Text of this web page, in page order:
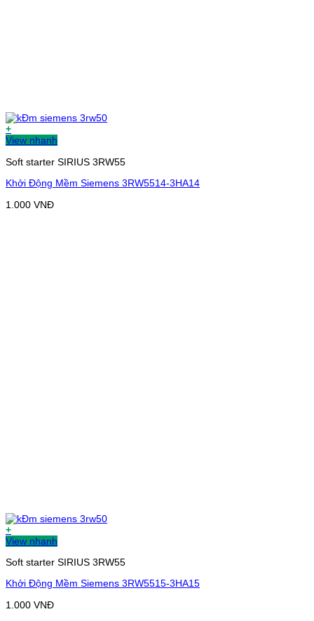
+
View nhanh
Soft starter SIRIUS 3RW55
Khởi Động Mềm Siemens 3RW5514-3HA14
1.000 VNĐ
+
View nhanh
Soft starter SIRIUS 3RW55
Khởi Động Mềm Siemens 3RW5515-3HA15
1.000 VNĐ